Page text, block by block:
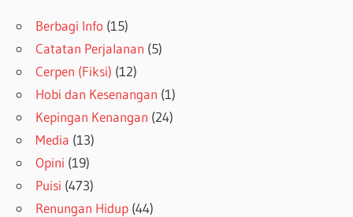
Berbagi Info (15)
Catatan Perjalanan (5)
Cerpen (Fiksi) (12)
Hobi dan Kesenangan (1)
Kepingan Kenangan (24)
Media (13)
Opini (19)
Puisi (473)
Renungan Hidup (44)